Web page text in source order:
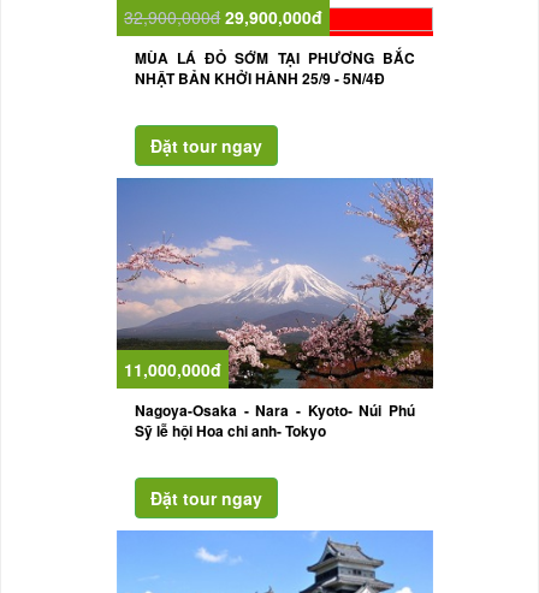
32,900,000đ 29,900,000đ
MÙA LÁ ĐỎ SỚM TẠI PHƯƠNG BẮC
NHẬT BẢN KHỞI HÀNH 25/9 - 5N/4Đ
11,000,000đ
Nagoya-Osaka - Nara - Kyoto- Núi Phú
Sỹ lễ hội Hoa chi anh- Tokyo